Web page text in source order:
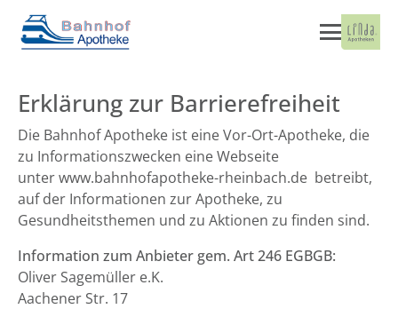
Erklärung zur Barrierefreiheit
Die Bahnhof Apotheke ist eine Vor-Ort-Apotheke, die
zu Informationszwecken eine Webseite
unter www.bahnhofapotheke-rheinbach.de betreibt,
auf der Informationen zur Apotheke, zu
Gesundheitsthemen und zu Aktionen zu finden sind.
Information zum Anbieter gem. Art 246 EGBGB:
Oliver Sagemüller e.K.
Aachener Str. 17